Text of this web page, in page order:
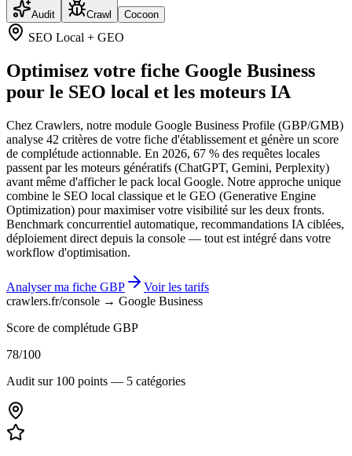
Audit Crawl Cocoon
SEO Local + GEO
Optimisez votre fiche Google Business
pour le SEO local et les moteurs IA
Chez Crawlers, notre module Google Business Profile (GBP/GMB)
analyse 42 critères de votre fiche d'établissement et génère un score
de complétude actionnable. En 2026, 67 % des requêtes locales
passent par les moteurs génératifs (ChatGPT, Gemini, Perplexity)
avant même d'afficher le pack local Google. Notre approche unique
combine le SEO local classique et le GEO (Generative Engine
Optimization) pour maximiser votre visibilité sur les deux fronts.
Benchmark concurrentiel automatique, recommandations IA ciblées,
déploiement direct depuis la console — tout est intégré dans votre
workflow d'optimisation.
Analyser ma fiche GBP
Voir les tarifs
crawlers.fr/console → Google Business
Score de complétude GBP
78/100
Audit sur 100 points — 5 catégories